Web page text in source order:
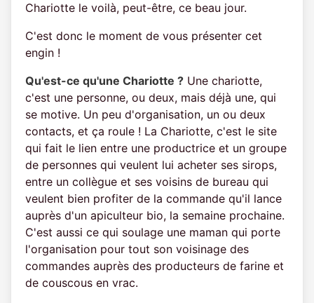
Chariotte le voilà, peut-être, ce beau jour.
C'est donc le moment de vous présenter cet
engin !
Qu'est-ce qu'une Chariotte ? Une chariotte,
c'est une personne, ou deux, mais déjà une, qui
se motive. Un peu d'organisation, un ou deux
contacts, et ça roule ! La Chariotte, c'est le site
qui fait le lien entre une productrice et un groupe
de personnes qui veulent lui acheter ses sirops,
entre un collègue et ses voisins de bureau qui
veulent bien profiter de la commande qu'il lance
auprès d'un apiculteur bio, la semaine prochaine.
C'est aussi ce qui soulage une maman qui porte
l'organisation pour tout son voisinage des
commandes auprès des producteurs de farine et
de couscous en vrac.